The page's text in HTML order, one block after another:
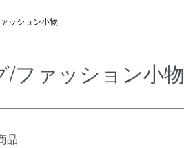
ッション小物
/ファッション小物
品